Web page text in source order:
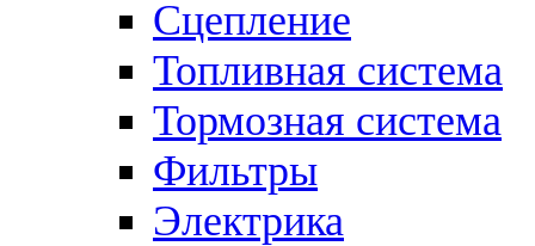
Сцепление
Топливная система
Тормозная система
Фильтры
Электрика